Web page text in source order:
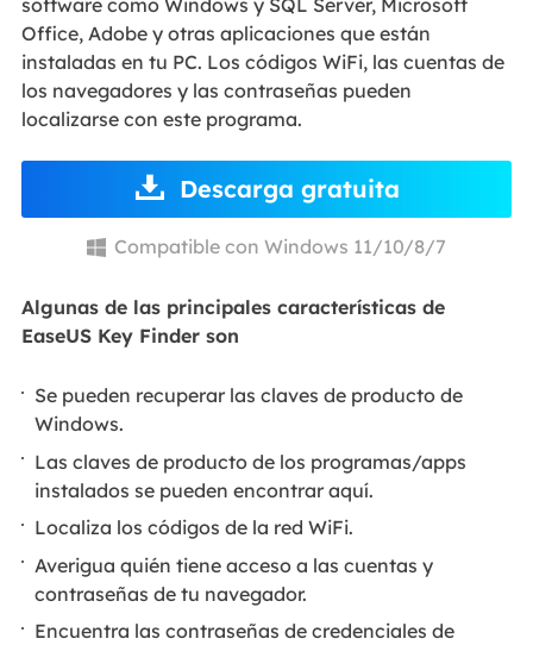
software como Windows y SQL Server, Microsoft
Office, Adobe y otras aplicaciones que están
instaladas en tu PC. Los códigos WiFi, las cuentas de
los navegadores y las contraseñas pueden
localizarse con este programa.
Descarga gratuita
 Compatible con Windows 11/10/8/7
Algunas de las principales características de
EaseUS Key Finder son
Se pueden recuperar las claves de producto de
Windows.
Las claves de producto de los programas/apps
instalados se pueden encontrar aquí.
Localiza los códigos de la red WiFi.
Averigua quién tiene acceso a las cuentas y
contraseñas de tu navegador.
Encuentra las contraseñas de credenciales de